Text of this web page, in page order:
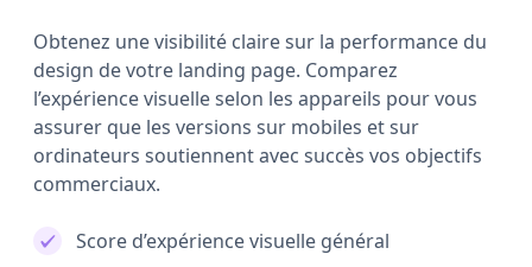
Obtenez une visibilité claire sur la performance du
design de votre landing page. Comparez
l’expérience visuelle selon les appareils pour vous
assurer que les versions sur mobiles et sur
ordinateurs soutiennent avec succès vos objectifs
commerciaux.
Score d’expérience visuelle général